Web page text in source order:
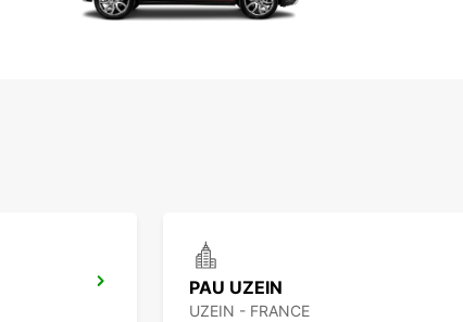
PAU UZEIN
UZEIN - FRANCE